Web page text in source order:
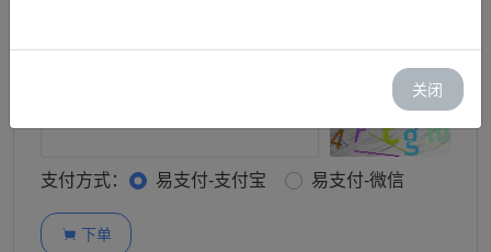
支付方式： 易支付-支付宝 易支付-微信
 下单
关闭